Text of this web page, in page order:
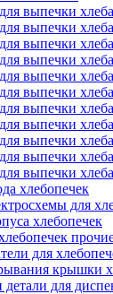
выпечки
выпечки
выпечки
выпечки
выпечки
выпечки
выпечки хлеба
выпечки
выпечки
выпечки
выпечки
хлебопечек
для
хлебопечек
для
крышки
для